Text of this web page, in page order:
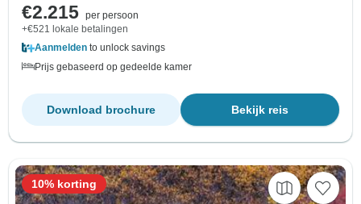
€2.215 per persoon
+€521 lokale betalingen
Aanmelden to unlock savings
Prijs gebaseerd op gedeelde kamer
Bekijk reis
Download brochure
10% korting